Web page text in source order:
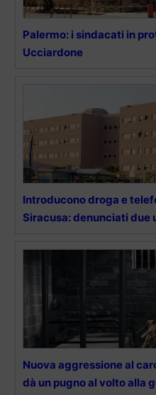
Palermo: i sindacati in
Ucciardone
Introducono droga e
Siracusa: denunciati due
Nuova aggressione al
dà un pugno al volto alla